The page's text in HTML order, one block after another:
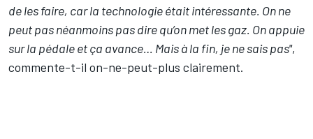
de les faire, car la technologie était intéressante. On ne
peut pas néanmoins pas dire qu’on met les gaz. On appuie
sur la pédale et ça avance… Mais à la fin, je ne sais pas",
commente-t-il on-ne-peut-plus clairement.